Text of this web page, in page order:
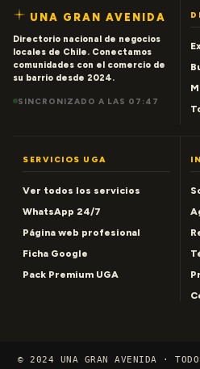
UNA GRAN AVENIDA
Directorio nacional de negocios
locales de Chile. Conectamos
comunidades con el comercio de
su barrio desde 2024.
SINCRONIZADO A LAS 07:47
SERVICIOS UGA
Ver todos los servicios
WhatsApp 24/7
Página web profesional
Ficha Google
Pack Premium UGA
© 2024 UNA GRAN AVENIDA ·